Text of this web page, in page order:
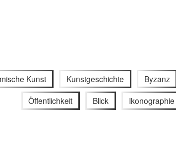
Kunst Kunstgeschichte Byzanz
Öffentlichkeit Blick Ikonographie